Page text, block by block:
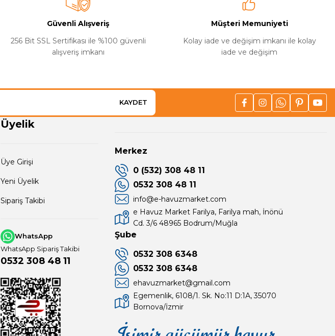
Güvenli Alışveriş
256 Bit SSL Sertifikası ile %100 güvenli
alışveriş imkanı
Müşteri Memuniyeti
Kolay iade ve değişim imkanı ile kolay
iade ve değişim
KAYDET
Üyelik
Üye Girişi
Yeni Üyelik
Sipariş Takibi
WhatsApp
WhatsApp Sipariş Takibi
0532 308 48 11
Merkez
0 (532) 308 48 11
0532 308 48 11
info@e-havuzmarket.com
e Havuz Market Farilya, Farilya mah, İnönü
Cd. 3/6 48965 Bodrum/Muğla
Şube
0532 308 6348
0532 308 6348
ehavuzmarket@gmail.com
Egemenlik, 6108/1. Sk. No:11 D:1A, 35070
Bornova/İzmir